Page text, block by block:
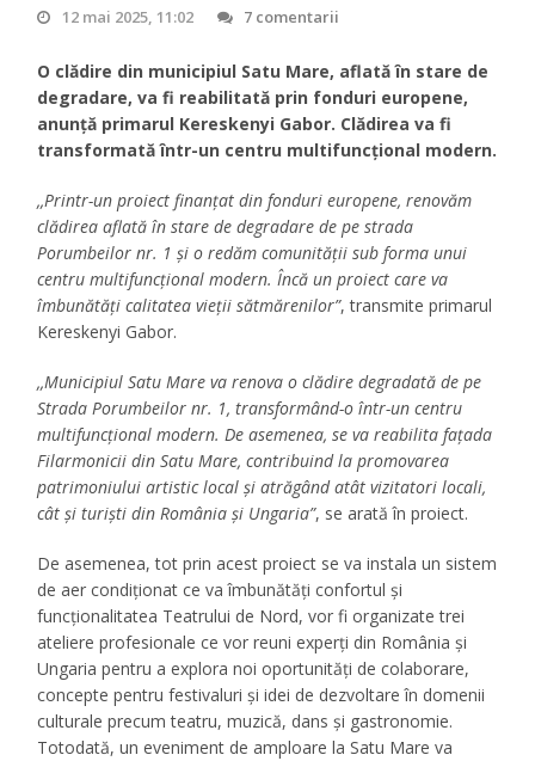
12 mai 2025, 11:02 7 comentarii
O clădire din municipiul Satu Mare, aflată în stare de
degradare, va fi reabilitată prin fonduri europene,
anunță primarul Kereskenyi Gabor. Clădirea va fi
transformată într-un centru multifuncțional modern.
,,Printr-un proiect finanțat din fonduri europene, renovăm
clădirea aflată în stare de degradare de pe strada
Porumbeilor nr. 1 și o redăm comunității sub forma unui
centru multifuncțional modern. Încă un proiect care va
îmbunătăți calitatea vieții sătmărenilor”, transmite primarul
Kereskenyi Gabor.
,,Municipiul Satu Mare va renova o clădire degradată de pe
Strada Porumbeilor nr. 1, transformând-o într-un centru
multifuncțional modern. De asemenea, se va reabilita fațada
Filarmonicii din Satu Mare, contribuind la promovarea
patrimoniului artistic local și atrăgând atât vizitatori locali,
cât și turiști din România și Ungaria”, se arată în proiect.
De asemenea, tot prin acest proiect se va instala un sistem
de aer condiționat ce va îmbunătăți confortul și
funcționalitatea Teatrului de Nord, vor fi organizate trei
ateliere profesionale ce vor reuni experți din România și
Ungaria pentru a explora noi oportunități de colaborare,
concepte pentru festivaluri și idei de dezvoltare în domenii
culturale precum teatru, muzică, dans și gastronomie.
Totodată, un eveniment de amploare la Satu Mare va